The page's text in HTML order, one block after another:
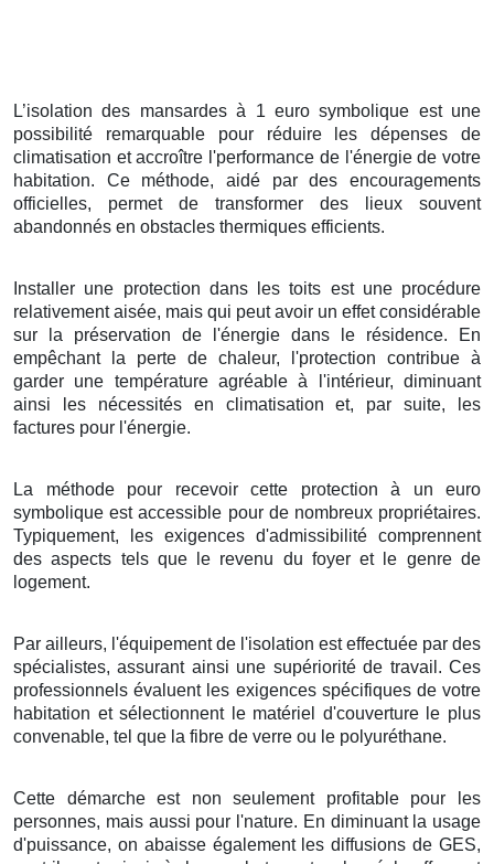
L’isolation des mansardesà 1 euro symbolique est une
possibilité
remarquablepour réduirelesdépenses de
climatisation etaccroître l'performance de l'énergiede votre
habitation. Ce méthode,aidé par desencouragements
officielles, permet de transformer des lieux souvent
abandonnés en obstacles thermiques efficients.
Installer une protection dans lestoits est une procédure
relativementaisée, mais qui peut avoir un effet considérable
sur la préservation de l'énergie dans le résidence. En
empêchantla perte de chaleur, l'protection contribue à
garder une température agréable à l'intérieur,diminuant
ainsi les nécessitésen climatisation et, parsuite, les
factures pour l'énergie.
La méthodepour recevoircette protection à un
euro
symbolique estaccessible pour de nombreux propriétaires.
Typiquement, les exigences d'admissibilité comprennent
desaspects tels que le revenu du foyeret le genrede
logement.
Par ailleurs, l'équipementde l'isolation esteffectuée par des
spécialistes, assurant ainsi une supérioritéde travail . Ces
professionnels évaluent les exigencesspécifiques de votre
habitation etsélectionnentle matériel d'couverturele plus
convenable, tel que la fibre de verre ou le polyuréthane.
Cette démarcheest non seulement profitablepour les
personnes, mais aussi pour l'nature. En diminuantla usage
d'puissance, on abaisseégalement lesdiffusions deGES,